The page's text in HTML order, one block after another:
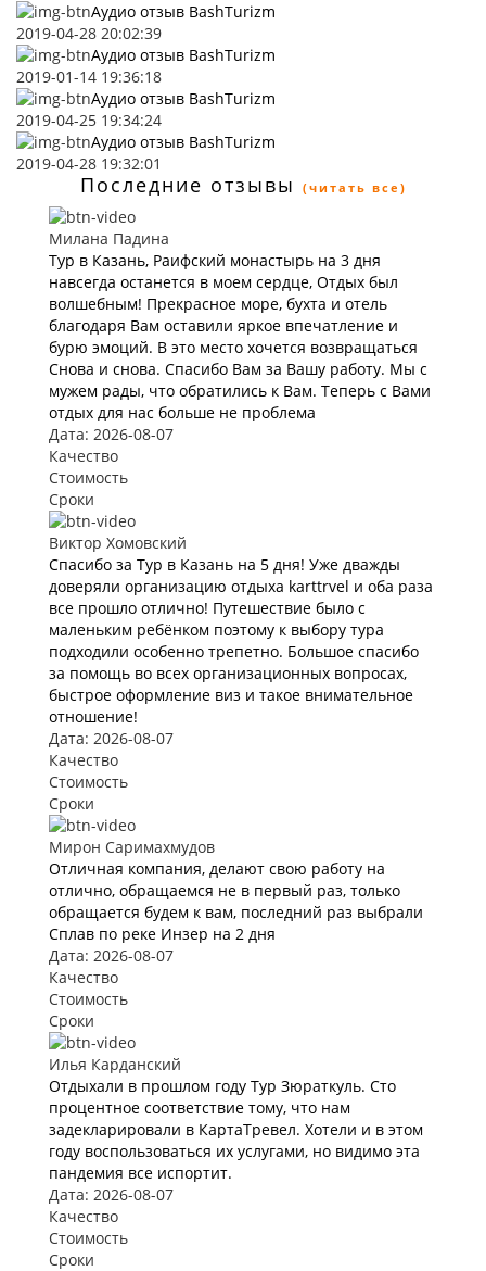
Аудио отзыв BashTurizm
2019-04-28 20:02:39
Аудио отзыв BashTurizm
2019-01-14 19:36:18
Аудио отзыв BashTurizm
2019-04-25 19:34:24
Аудио отзыв BashTurizm
2019-04-28 19:32:01
Последние отзывы (читать все)
Милана Падина
Тур в Казань, Раифский монастырь на 3 дня
навсегда останется в моем сердце, Отдых был
волшебным! Прекрасное море, бухта и отель
благодаря Вам оставили яркое впечатление и
бурю эмоций. В это место хочется возвращаться
Снова и снова. Спасибо Вам за Вашу работу. Мы с
мужем рады, что обратились к Вам. Теперь с Вами
отдых для нас больше не проблема
Дата: 2026-08-07
Качество
Стоимость
Сроки
Виктор Хомовский
Спасибо за Тур в Казань на 5 дня! Уже дважды
доверяли организацию отдыха karttrvel и оба раза
все прошло отлично! Путешествие было с
маленьким ребёнком поэтому к выбору тура
подходили особенно трепетно. Большое спасибо
за помощь во всех организационных вопросах,
быстрое оформление виз и такое внимательное
отношение!
Дата: 2026-08-07
Качество
Стоимость
Сроки
Мирон Саримахмудов
Отличная компания, делают свою работу на
отлично, обращаемся не в первый раз, только
обращается будем к вам, последний раз выбрали
Сплав по реке Инзер на 2 дня
Дата: 2026-08-07
Качество
Стоимость
Сроки
Илья Карданский
Отдыхали в прошлом году Тур Зюраткуль. Сто
процентное соответствие тому, что нам
задекларировали в КартаТревел. Хотели и в этом
году воспользоваться их услугами, но видимо эта
пандемия все испортит.
Дата: 2026-08-07
Качество
Стоимость
Сроки